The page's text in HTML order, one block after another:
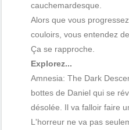
cauchemardesque.
Alors que vous
couloirs, vous entendez
Ça se rapproche.
Explorez...
Amnesia: The Dark
bottes de Daniel qui se
désolée. Il va falloir faire
L'horreur ne va pas